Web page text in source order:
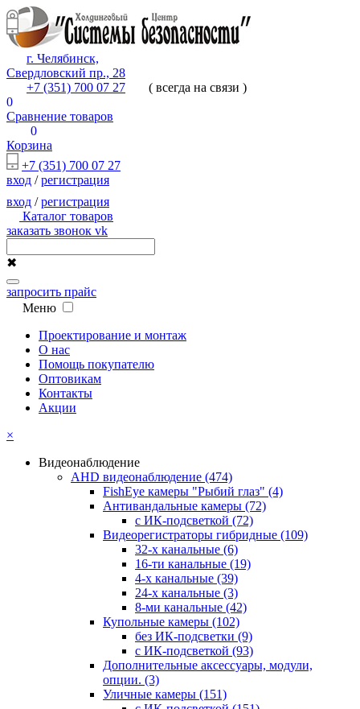
г. Челябинск,
Свердловский пр., 28
+7 (351) 700 07 27
( всегда на связи )
0
Сравнение товаров
0
Корзина
+7 (351) 700 07 27
вход /регистрация
вход /регистрация
Каталог товаров
заказать звонок vk
✖
запросить прайс
Меню
Проектирование и монтаж
О нас
Помощь покупателю
Оптовикам
Контакты
Акции
×
Видеонаблюдение
AHD видеонаблюдение (474)
FishEye камеры "Рыбий глаз" (4)
Антивандальные камеры (72)
с ИК-подсветкой (72)
Видеорегистраторы гибридные (109)
32-х канальные (6)
16-ти канальные (19)
4-х канальные (39)
24-х канальные (3)
8-ми канальные (42)
Купольные камеры (102)
без ИК-подсветки (9)
с ИК-подсветкой (93)
Дополнительные аксессуары, модули,
опции. (3)
Уличные камеры (151)